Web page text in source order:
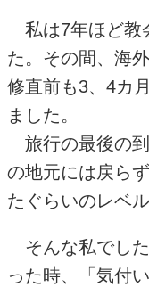
私は7年ほど教
た。その間、海
修直前も3、 4カ
ました。
旅行の最後の
の地元には戻ら
たぐらいのレベル
そんな私でし
った時、「気付